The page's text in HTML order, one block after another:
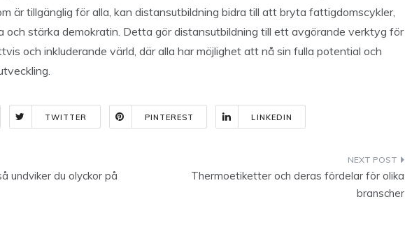
är tillgänglig för alla, kan distansutbildning bidra till att bryta fattigdomscykler,
och stärka demokratin. Detta gör distansutbildning till ett avgörande verktyg för
och inkluderande värld, där alla har möjlighet att nå sin fulla potential och
TWITTER PINTEREST LINKEDIN
undviker du olyckor på
Thermoetiketter och deras fördelar för olika
branscher